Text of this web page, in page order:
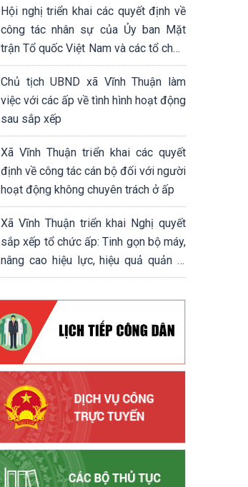
Hội nghị triển khai các quyết định về
công tác nhân sự của Ủy ban Mặt
trận Tổ quốc Việt Nam và các tổ chức
chính trị - xã hội xã Vĩnh Thuận
Chủ tịch UBND xã Vĩnh Thuận làm
việc với các ấp về tình hình hoạt động
sau sắp xếp
Xã Vĩnh Thuận triển khai các quyết
định về công tác cán bộ đối với người
hoạt động không chuyên trách ở ấp
Xã Vĩnh Thuận triển khai Nghị quyết
sắp xếp tổ chức ấp: Tinh gọn bộ máy,
nâng cao hiệu lực, hiệu quả quản lý
cơ sở